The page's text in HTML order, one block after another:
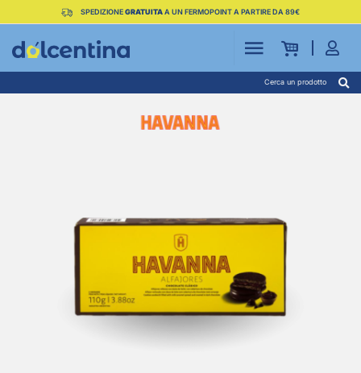
SPEDIZIONEGRATUITAA UN FERMOPOINT A PARTIRE DA 89€
Cerca un prodotto